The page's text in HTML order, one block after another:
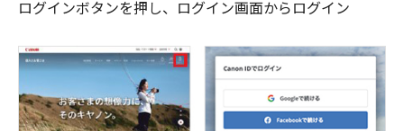
ログインボタンを押し、ログイン画面からログイン